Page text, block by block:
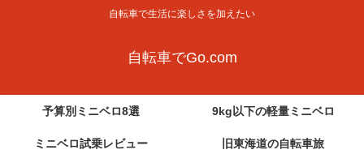
自転車で生活に楽しさを加えたい
自転車でGo.com
予算別ミニベロ8選 9kg以下の軽量ミニベロ
ミニベロ試乗レビュー 旧東海道の自転車旅